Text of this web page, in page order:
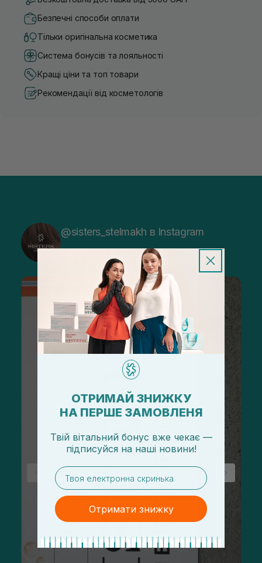
Безпечні способи оплати
Тільки оригінальна косметика
Система бонусів та лояльності
Кращі ціни та топ товари
Рекомендації від косметологів
@sisters_stelmakh в Instagram
ОТРИМАЙ ЗНИЖКУ
НА ПЕРШЕ ЗАМОВЛЕНЯ
Твій вітальний бонус вже чекає —
підписуйся на наші новини!
email
Отримати знижку